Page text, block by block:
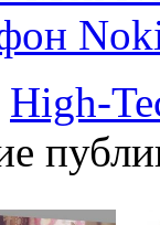
High-